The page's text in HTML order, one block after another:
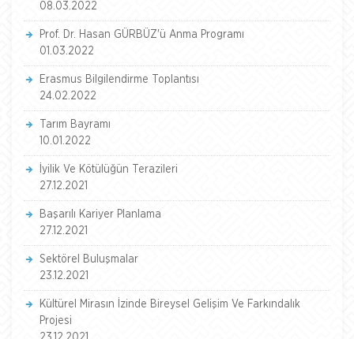
08.03.2022
Prof. Dr. Hasan GÜRBÜZ'ü Anma Programı
01.03.2022
Erasmus Bilgilendirme Toplantısı
24.02.2022
Tarım Bayramı
10.01.2022
İyilik Ve Kötülüğün Terazileri
27.12.2021
Başarılı Kariyer Planlama
27.12.2021
Sektörel Buluşmalar
23.12.2021
Kültürel Mirasın İzinde Bireysel Gelişim Ve Farkındalık
Projesi